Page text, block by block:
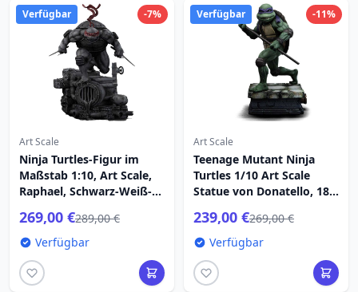
-7%
Verfügbar
Art Scale
Ninja Turtles-Figur im
Maßstab 1:10, Art Scale,
Raphael, Schwarz-Weiß-
269,00 €289,00 €
Verfügbar
-11%
Verfügbar
Art Scale
Teenage Mutant Ninja
Turtles 1/10 Art Scale
Statue von Donatello, 18
239,00 €269,00 €
Verfügbar